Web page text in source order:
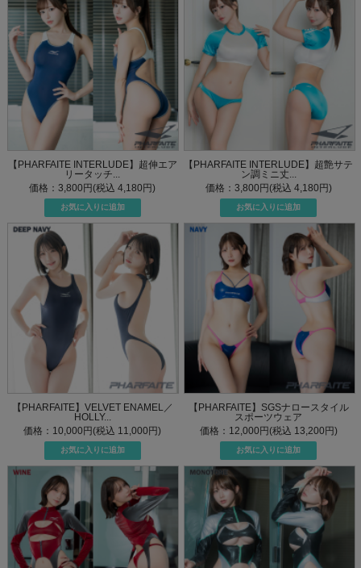
【PHARFAITE INTERLUDE】超伸エア
リータッチ...
価格：3,800円(税込 4,180円)
【PHARFAITE INTERLUDE】超艶サテ
ン調ミニ丈...
価格：3,800円(税込 4,180円)
【PHARFAITE】VELVET ENAMEL／
HOLLY...
価格：10,000円(税込 11,000円)
【PHARFAITE】SGSナロースタイル
スポーツウェア
価格：12,000円(税込 13,200円)